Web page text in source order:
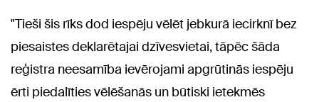
"Tieši šis rīks dod iespēju vēlēt jebkurā iecirknī bez
piesaistes deklarētajai dzīvesvietai, tāpēc šāda
reģistra neesamība ievērojami apgrūtinās iespēju
ērti piedalīties vēlēšanās un būtiski ietekmēs